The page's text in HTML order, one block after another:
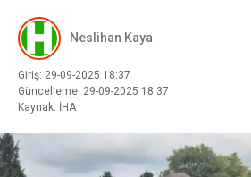
Neslihan Kaya
Giriş: 29-09-2025 18:37
Güncelleme: 29-09-2025 18:37
Kaynak: İHA